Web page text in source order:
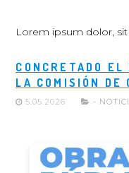
Lorem ipsum dolor,
CONCRETADO
LA COMISIÓN DE
5.05.2026 -